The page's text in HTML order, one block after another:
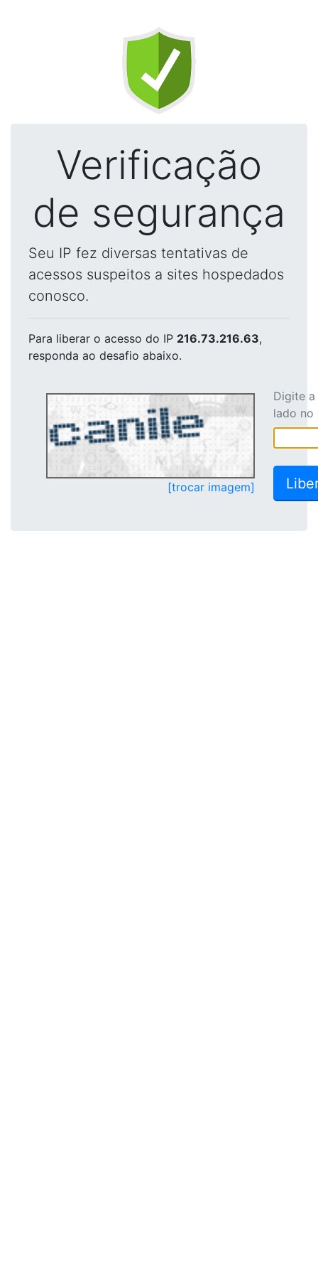
Verificação
de segurança
Seu IP fez diversas tentativas de
acessos suspeitos a sites hospedados
conosco.
Para liberar o acesso do IP 216.73.216.63,
responda ao desafio abaixo.
[trocar imagem]
Digite
lado no